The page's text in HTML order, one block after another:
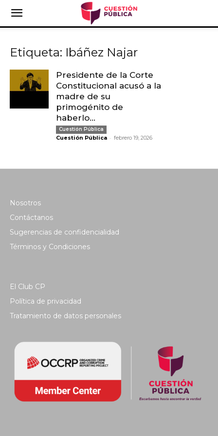
Etiqueta: Ibáñez Najar
Presidente de la Corte
Constitucional acusó a la
madre de su
primogénito de
haberlo...
Cuestión Pública
Cuestión Pública - febrero 19, 2026
Nosotros
Contáctanos
Sugerencias de confidencialidad
Términos y Condiciones
El Club CP
Política de privacidad
Tratamiento de datos personales